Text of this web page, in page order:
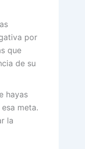
por
que
de su
hayas
meta.
la